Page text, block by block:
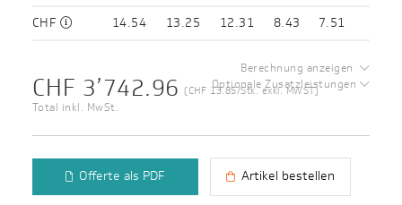
CHF
14.54 13.25 12.31 8.43 7.51
CHF 3’742.96 (CHF 13.85/Stk. exkl. MWST)
Total inkl. MwSt.
Berechnung anzeigen
Optionale Zusatzleistungen
Offerte als PDF Artikel bestellen